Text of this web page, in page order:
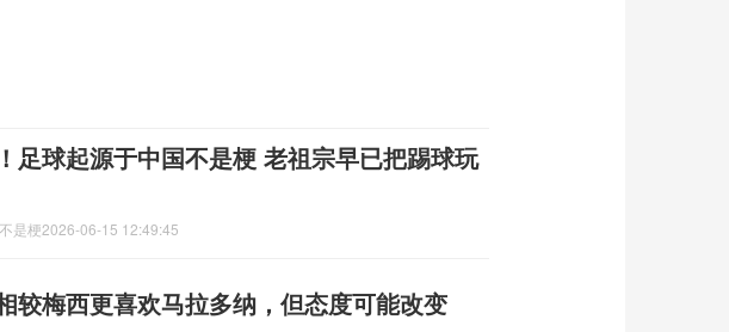
足球起源于中国不是梗 老祖宗早已把踢球玩
是梗2026-06-15 12:49:45
较梅西更喜欢马拉多纳，但态度可能改变